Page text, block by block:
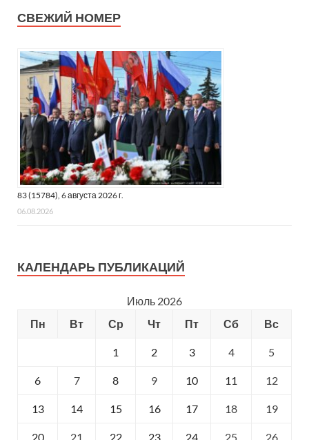
СВЕЖИЙ НОМЕР
83 (15784), 6 августа 2026 г.
06.08.2026
КАЛЕНДАРЬ ПУБЛИКАЦИЙ
Июль 2026
Пн
Вт Ср Чт Пт Сб Вс
1 2 3 4 5
6 7 8 9 10 11 12
13 14 15 16 17 18 19
20 21 22 23 24 25 26